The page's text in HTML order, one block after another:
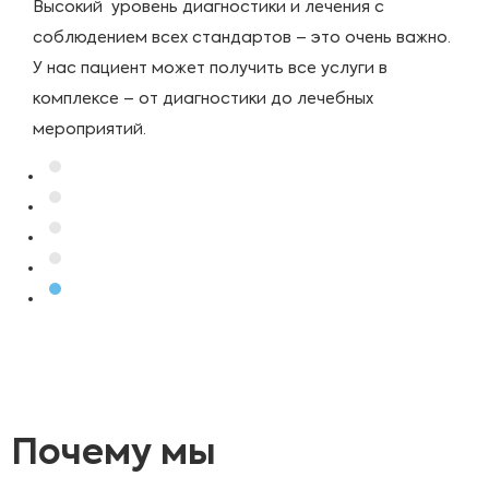
Высокий уровень диагностики и лечения с
соблюдением всех стандартов – это очень важно.
У нас пациент может получить все услуги в
комплексе – от диагностики до лечебных
мероприятий.
Почему мы